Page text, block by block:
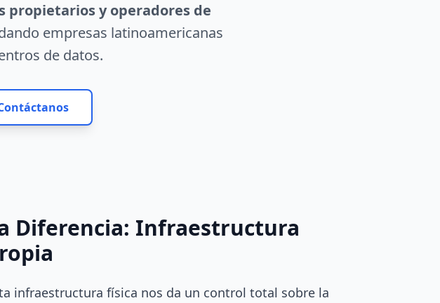
propietarios y operadores de
empresas latinoamericanas
de datos.
Diferencia: Infraestructura
infraestructura física nos da un control total sobre la